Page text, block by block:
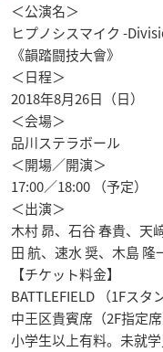
＜公演名＞
ヒプノシスマイク -
《韻踏闘技大會》
＜日程＞
2018年8月26日（日）
＜会場＞
品川ステラボール
＜開場／開演＞
17:00／18:00 （予定）
＜出演＞
木村 昴、石谷 春貴、天
田 航、速水 奨、木島
【チケット料金】
BATTLEFIELD （1Fス
中王区貴賓席（2F指定
小学生以上有料。未就学